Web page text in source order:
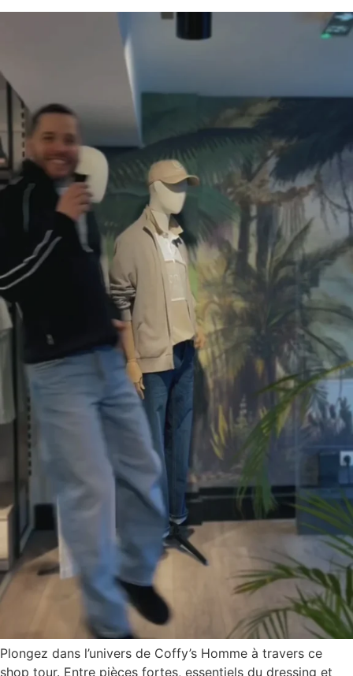
Plongez dans l’univers de Coffy’s Homme à travers ce
shop tour. Entre pièces fortes, essentiels du dressing et